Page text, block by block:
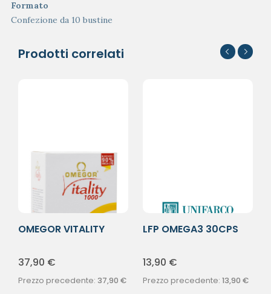
Formato
Confezione da 10 bustine
Prodotti correlati
OMEGOR VITALITY
37,90 €
Prezzo precedente: 37,90 €
LFP OMEGA3 30CPS
13,90 €
Prezzo precedente: 13,90 €